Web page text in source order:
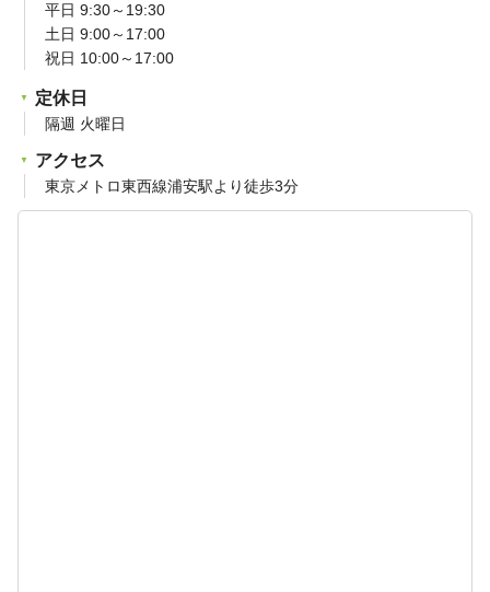
平日 9:30～19:30
土日 9:00～17:00
祝日 10:00～17:00
定休日
隔週 火曜日
アクセス
東京メトロ東西線浦安駅より徒歩3分